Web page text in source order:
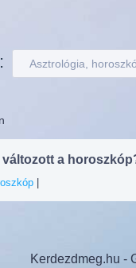
Asztrológia,
a
Kerdezdmeg.hu -